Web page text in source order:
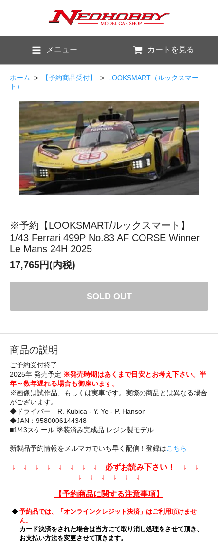
メニュー カートを見る
ホーム > 【予約商品受付】 > LOOKSMART（ルックスマー
ト）
※予約【LOOKSMART/ルックスマート】
1/43 Ferrari 499P No.83 AF CORSE Winner
Le Mans 24H 2025
17,765円(内税)
SOLD OUT
商品の説明
ご予約受付終了
2025年 発売予定 ※発売時期はあくまで目安とお考え下さい。半
年～数年遅れる場合も御座います。
※画像は試作品、もしくは実車です。実際の商品とは異なる場合
がございます。
◆ドライバー：R. Kubica - Y. Ye - P. Hanson
◆JAN：9580006144348
■1/43スケール 塗装済み完成品 レジン製モデル
新製品予約情報をメルマガでいち早く配信！登録はこちら
↓ ↓ ↓ ↓ ↓ ↓ ↓ ↓ 必ずお読み下さい！ ↓ ↓
↓ ↓ ↓ ↓ ↓ ↓
【予約商品に関する注意事項】
◆ 予約品では、「オンラインクレジット決済」はご利用頂けませ
ん。
カード決済をされた場合は当方にて取り消し処理をさせて頂き、
お支払い方法を変更させて頂きます。